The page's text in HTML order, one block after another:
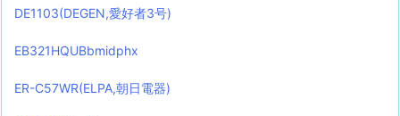
DE1103(DEGEN,愛好者3号)
EB321HQUBbmidphx
ER-C57WR(ELPA,朝日電器)